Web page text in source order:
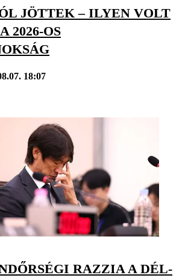
JÖTTEK – ILYEN VOLT
2026-OS
18:07
RAZZIA A DÉL-